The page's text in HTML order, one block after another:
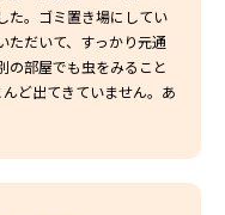
た。ゴミ置き場にしてい
ただいて、すっかり元通
の部屋でも虫をみること
ど出てきていません。あ